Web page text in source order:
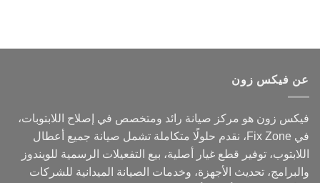
عن فيكس زون
فيكس زون هو مركز صيانة رائد ومتخصص في إصلاح اللابتوبات،
في Fix Zone، نقدم حلولًا متكاملة تشمل صيانة جميع أعطال
اللابتوب، توفير قطع غيار أصلية، بيع التفعيلات الرسمية للويندوز
والبرامج، تحديث الأجهزة، وخدمات الصيانة الميدانية للشركات